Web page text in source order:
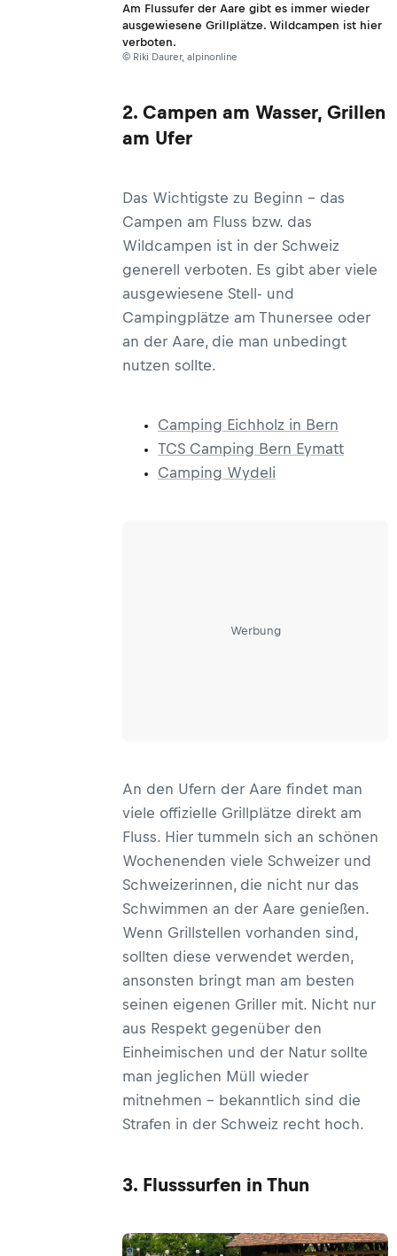
Am Flussufer der Aare gibt es immer wieder
ausgewiesene Grillplätze. Wildcampen ist hier
verboten.
© Riki Daurer, alpinonline
2. Campen am Wasser, Grillen
am Ufer
Das Wichtigste zu Beginn – das
Campen am Fluss bzw. das
Wildcampen ist in der Schweiz
generell verboten. Es gibt aber viele
ausgewiesene Stell- und
Campingplätze am Thunersee oder
an der Aare, die man unbedingt
nutzen sollte.
Camping Eichholz in Bern
TCS Camping Bern Eymatt
Camping Wydeli
Werbung
An den Ufern der Aare findet man
viele offizielle Grillplätze direkt am
Fluss. Hier tummeln sich an schönen
Wochenenden viele Schweizer und
Schweizerinnen, die nicht nur das
Schwimmen an der Aare genießen.
Wenn Grillstellen vorhanden sind,
sollten diese verwendet werden,
ansonsten bringt man am besten
seinen eigenen Griller mit. Nicht nur
aus Respekt gegenüber den
Einheimischen und der Natur sollte
man jeglichen Müll wieder
mitnehmen – bekanntlich sind die
Strafen in der Schweiz recht hoch.
3. Flusssurfen in Thun